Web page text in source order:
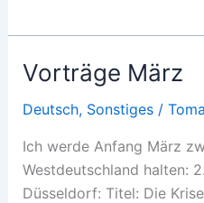
Ölkrieg
Vorträge März
Deutsch, Sonstiges/
Ich werde Anfang März
Westdeutschland halten:
Düsseldorf: Titel: Die